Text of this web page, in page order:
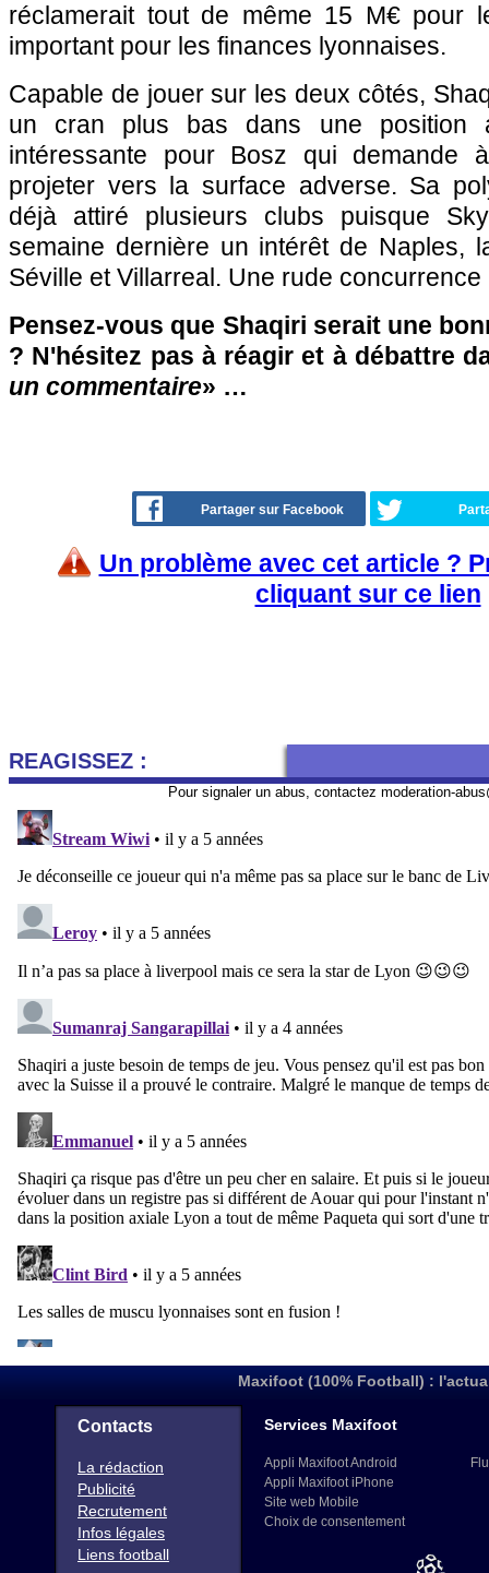
réclamerait tout de même 15 M€ pour
important pour les finances lyonnaises.
Capable de jouer sur les deux côtés,
un cran plus bas dans une position
intéressante pour Bosz qui demande
projeter vers la surface adverse. Sa
déjà attiré plusieurs clubs puisque
semaine dernière un intérêt de Naples,
Séville et Villarreal. Une rude concurrence
Pensez-vous que Shaqiri serait une
? N'hésitez pas à réagir et à débattre
un commentaire» …
Partager sur Facebook
Un problème avec cet article ?
cliquant sur ce lien
REAGISSEZ :
Pour signaler un abus, contactez moderation-
Maxifoot (100% Football) :
Contacts
La rédaction
Publicité
Recrutement
Infos légales
Liens football
Services Maxifoot
Appli Maxifoot Android
Appli Maxifoot iPhone
Site web Mobile
Choix de consentement